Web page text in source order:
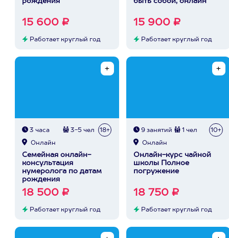
15 600 ₽
Работает круглый год
15 900 ₽
Работает круглый год
3 часа 3-5 чел 18+
Онлайн
Семейная онлайн-
консультация
нумеролога по датам
рождения
18 500 ₽
Работает круглый год
9 занятий 1 чел 10+
Онлайн
Онлайн-курс чайной
школы Полное
погружение
18 750 ₽
Работает круглый год